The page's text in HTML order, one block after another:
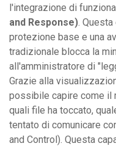
l'integrazione di
and Response).
protezione base e una
tradizionale blocca la
all'amministratore di
Grazie alla
possibile capire come il
quali file ha toccato,
tentato di comunicare
and Control). Questa